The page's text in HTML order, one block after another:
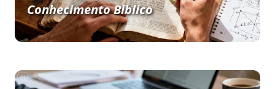
Conhecimento Bíblico